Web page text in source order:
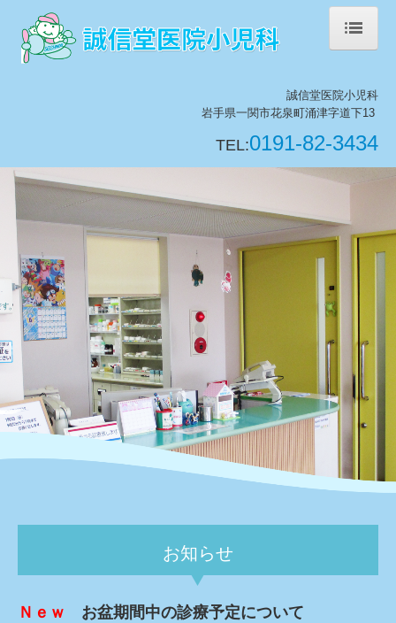
施設・設備紹介
乳幼児健診・予防接種
保険医療機関における掲示事項
交通案内
誠信堂医院小児科
岩手県一関市花泉町涌津字道下13
TEL:0191-82-3434
お知らせ
Ｎｅｗ お盆期間中の診療予定について